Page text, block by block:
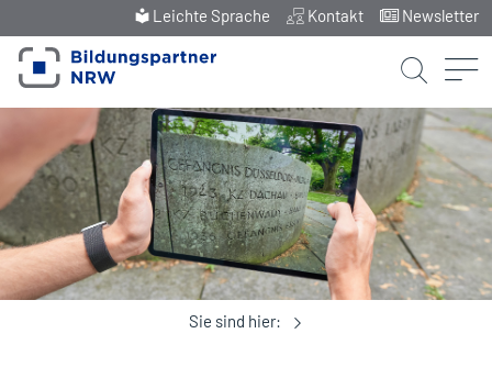
Leichte Sprache Kontakt Newsletter
Sie sind hier: